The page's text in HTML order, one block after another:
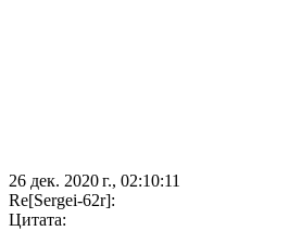
26 дек. 2020 г., 02:10:11
Re[Sergei-62r]:
Цитата: